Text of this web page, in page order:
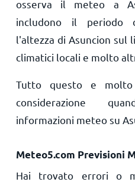
osserva il meteo a
includono il periodo
l'altezza di Asuncion sul
climatici locali e molto
Tutto questo e
considerazione
informazioni meteo su
Meteo5.com Previsioni
Hai trovato errori o